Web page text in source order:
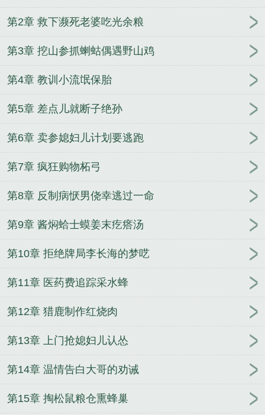
第2章 救下濒死老婆吃光余粮
第3章 挖山参抓蝲蛄偶遇野山鸡
第4章 教训小流氓保胎
第5章 差点儿就断子绝孙
第6章 卖参媳妇儿计划要逃跑
第7章 疯狂购物柘弓
第8章 反制病恹男侥幸逃过一命
第9章 酱焖蛤士蟆姜末疙瘩汤
第10章 拒绝牌局李长海的梦呓
第11章 医药费追踪采水蜂
第12章 猎鹿制作红烧肉
第13章 上门抢媳妇儿认怂
第14章 温情告白大哥的劝诫
第15章 掏松鼠粮仓熏蜂巢